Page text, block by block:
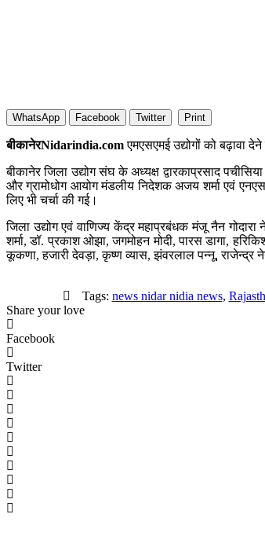
WhatsApp Facebook Twitter Print
बीकानेरNidarindia.comएमएसएमई उद्योगों को बढ़ावा
बीकानेर जिला उद्योग संघ के अध्यक्ष द्वारकाप्रसाद
और ग्रामोधोग आयोग मंडलीय निदेशक अजय शर्मा एवं
लिए भी चर्चा की गई।
जिला उद्योग एवं वाणिज्य केंद्र महाप्रबंधक मंजू नैन
शर्मा, डॉ. प्रकाश ओझा, जगमोहन मोदी, पारस डागा,
कूकणा, हजारी देवड़ा, कृष्ण व्यास, झंवरलाल पन्नू, राजेन्द्र
Tags: news nidar nidia news,
Share your love
Facebook
Twitter